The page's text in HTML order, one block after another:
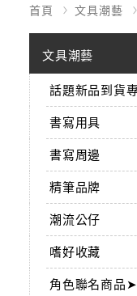
首頁 文具潮藝
文具潮藝
書寫用具
書寫周邊
精筆品牌
潮流公仔
嗜好收藏
角色聯名商品➤